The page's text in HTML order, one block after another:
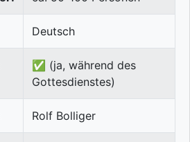
Deutsch
✅ (ja, während des
Gottesdienstes)
Rolf Bolliger